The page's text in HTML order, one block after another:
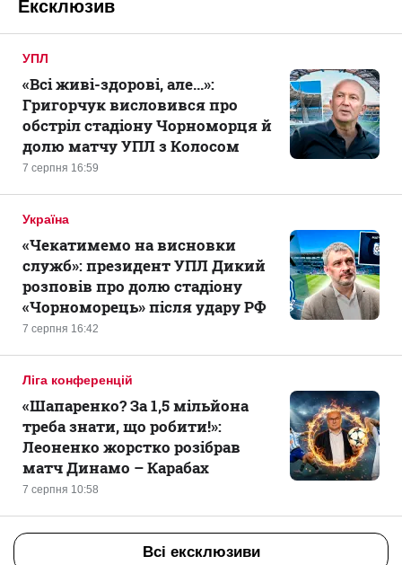
Ексклюзив
УПЛ
7 серпня 16:59
«Всі живі-здорові, але...»:
Григорчук висловився про
обстріл стадіону Чорноморця й
долю матчу УПЛ з Колосом
Україна
7 серпня 16:42
«Чекатимемо на висновки
служб»: президент УПЛ Дикий
розповів про долю стадіону
«Чорноморець» після удару РФ
Ліга конференцій
7 серпня 10:58
«Шапаренко? За 1,5 мільйона
треба знати, що робити!»:
Леоненко жорстко розібрав
матч Динамо – Карабах
Всі ексклюзиви